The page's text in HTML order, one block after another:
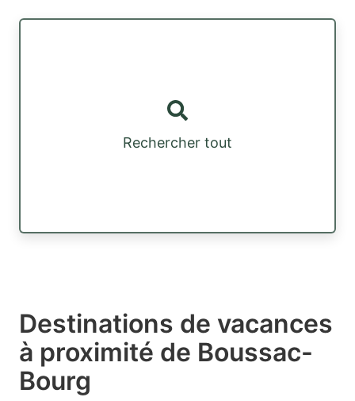
Rechercher tout
Destinations de vacances
à proximité de Boussac-
Bourg